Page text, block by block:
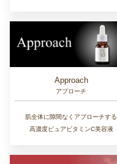
Approach
アプローチ
肌全体に隙間なくアプローチする
高濃度ピュアビタミンC美容液